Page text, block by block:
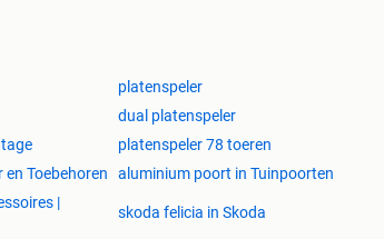
platenspeler
dual platenspeler
platenspeler 78 toeren
Toebehoren
aluminium poort in Tuinpoorten
|
skoda felicia in Skoda